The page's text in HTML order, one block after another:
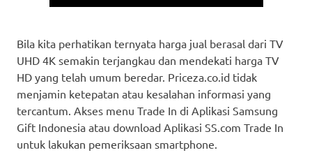
Bila kita perhatikan ternyata harga jual berasal dari TV
UHD 4K semakin terjangkau dan mendekati harga TV
HD yang telah umum beredar. Priceza.co.id tidak
menjamin ketepatan atau kesalahan informasi yang
tercantum. Akses menu Trade In di Aplikasi Samsung
Gift Indonesia atau download Aplikasi SS.com Trade In
untuk lakukan pemeriksaan smartphone.